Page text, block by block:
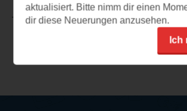
TEILEN
aktualisiert. Bitte nimm dir einen
dir diese Neuerungen anzusehen.
Ich